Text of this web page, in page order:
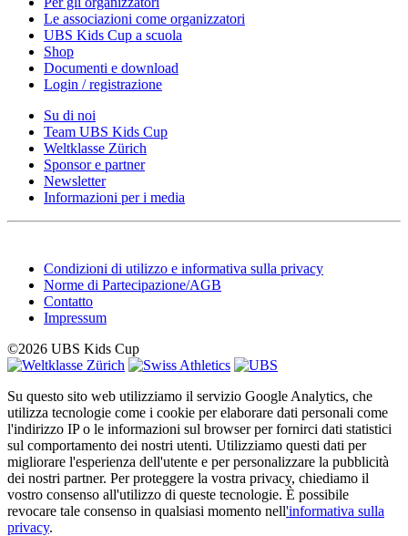
Le associazioni come organizzatori
UBS Kids Cup a scuola
Shop
Documenti e download
Login / registrazione
Su di noi
Team UBS Kids Cup
Weltklasse Zürich
Sponsor e partner
Newsletter
Informazioni per i media
Condizioni di utilizzo e informativa sulla privacy
Norme di Partecipazione/AGB
Contatto
Impressum
©2026 UBS Kids Cup
Su questo sito web utilizziamo il servizio Google Analytics, che
utilizza tecnologie come i cookie per elaborare dati personali come
l'indirizzo IP o le informazioni sul browser per fornirci dati statistici
sul comportamento dei nostri utenti. Utilizziamo questi dati per
migliorare l'esperienza dell'utente e per personalizzare la pubblicità
dei nostri partner. Per proteggere la vostra privacy, chiediamo il
vostro consenso all'utilizzo di queste tecnologie. È possibile
revocare tale consenso in qualsiasi momento nell'informativa sulla
privacy.